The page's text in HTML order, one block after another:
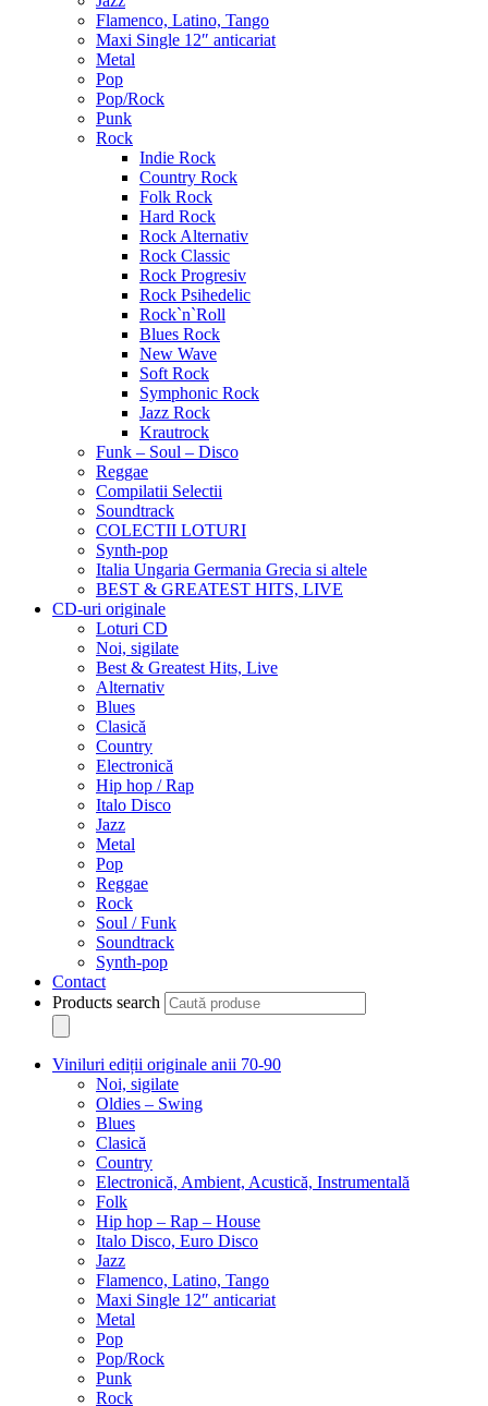
Flamenco, Latino, Tango
Maxi Single 12″ anticariat
Metal
Pop
Pop/Rock
Punk
Rock
Indie Rock
Country Rock
Folk Rock
Hard Rock
Rock Alternativ
Rock Classic
Rock Progresiv
Rock Psihedelic
Rock`n`Roll
Blues Rock
New Wave
Soft Rock
Symphonic Rock
Jazz Rock
Krautrock
Funk – Soul – Disco
Reggae
Compilatii Selectii
Soundtrack
COLECTII LOTURI
Synth-pop
Italia Ungaria Germania Grecia si altele
BEST & GREATEST HITS, LIVE
CD-uri originale
Loturi CD
Noi, sigilate
Best & Greatest Hits, Live
Alternativ
Blues
Clasică
Country
Electronică
Hip hop / Rap
Italo Disco
Jazz
Metal
Pop
Reggae
Rock
Soul / Funk
Soundtrack
Synth-pop
Contact
Products search
Viniluri ediții originale anii 70-90
Noi, sigilate
Oldies – Swing
Blues
Clasică
Country
Electronică, Ambient, Acustică, Instrumentală
Folk
Hip hop – Rap – House
Italo Disco, Euro Disco
Jazz
Flamenco, Latino, Tango
Maxi Single 12″ anticariat
Metal
Pop
Pop/Rock
Punk
Rock